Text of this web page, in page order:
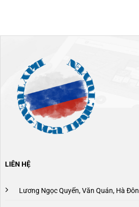
LIÊN HỆ
Lương Ngọc Quyến, Văn Quán, Hà